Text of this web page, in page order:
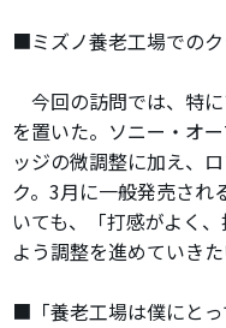
■ミズノ養老工場での
今回の訪問では、特
を置いた。ソニー・オ
ッジの微調整に加え、
ク。3月に一般発売され
いても、「打感がよく
よう調整を進めていき
■「養老工場は僕にと